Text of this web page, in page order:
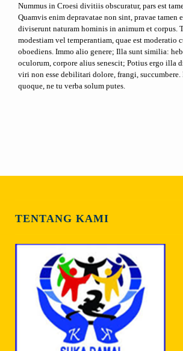
Nummus in Croesi divitiis obscuratur, pars est
Quamvis enim depravatae non sint, pravae tamen
diviserunt naturam hominis in animum et corpus.
modestiam vel temperantiam, quae est moderatio
oboediens. Immo alio genere; Illa sunt similia:
oculorum, corpore alius senescit; Potius ergo illa
viri non esse debilitari dolore, frangi, succumbere.
quoque, ne tu verba solum putes.
TENTANG KAMI